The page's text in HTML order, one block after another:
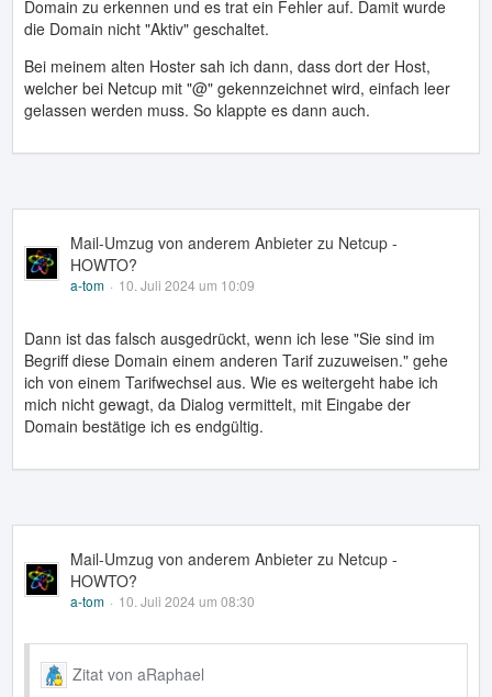
Domain zu erkennen und es trat ein Fehler auf. Damit wurde
die Domain nicht "Aktiv" geschaltet.
Bei meinem alten Hoster sah ich dann, dass dort der Host,
welcher bei Netcup mit "@" gekennzeichnet wird, einfach leer
gelassen werden muss. So klappte es dann auch.
Mail-Umzug von anderem Anbieter zu Netcup -
HOWTO?
a-tom 10. Juli 2024 um 10:09
Dann ist das falsch ausgedrückt, wenn ich lese "Sie sind im
Begriff diese Domain einem anderen Tarif zuzuweisen." gehe
ich von einem Tarifwechsel aus. Wie es weitergeht habe ich
mich nicht gewagt, da Dialog vermittelt, mit Eingabe der
Domain bestätige ich es endgültig.
Mail-Umzug von anderem Anbieter zu Netcup -
HOWTO?
a-tom 10. Juli 2024 um 08:30
Zitat von aRaphael